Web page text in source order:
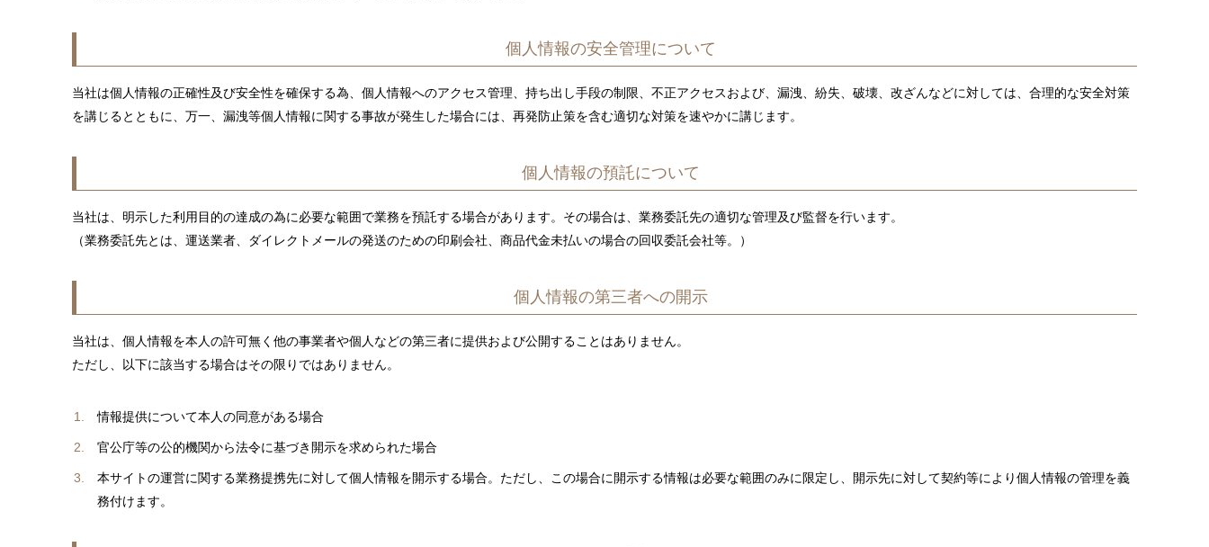
個人情報の安全管理について
当社は個人情報の正確性及び安全性を確保する為、個人情報へのアクセス管理、持ち出し手段の制限、不正アクセスおよび、漏洩、紛失、破壊、改ざんなどに対しては、合理的な安全対策
を講じるとともに、万一、漏洩等個人情報に関する事故が発生した場合には、再発防止策を含む適切な対策を速やかに講じます。
個人情報の預託について
当社は、明示した利用目的の達成の為に必要な範囲で業務を預託する場合があります。その場合は、業務委託先の適切な管理及び監督を行います。
（業務委託先とは、運送業者、ダイレクトメールの発送のための印刷会社、商品代金未払いの場合の回収委託会社等。）
個人情報の第三者への開示
当社は、個人情報を本人の許可無く他の事業者や個人などの第三者に提供および公開することはありません。
ただし、以下に該当する場合はその限りではありません。
情報提供について本人の同意がある場合
官公庁等の公的機関から法令に基づき開示を求められた場合
本サイトの運営に関する業務提携先に対して個人情報を開示する場合。ただし、この場合に開示する情報は必要な範囲のみに限定し、開示先に対して契約等により個人情報の管理を義
務付けます。